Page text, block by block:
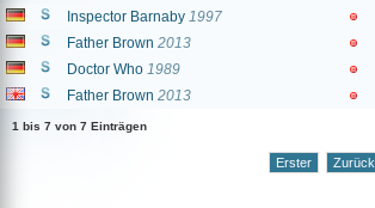
Inspector Barnaby 1997
Father Brown 2013
Doctor Who 1989
Father Brown 2013
1 bis 7 von 7 Einträgen
Erster Zurück